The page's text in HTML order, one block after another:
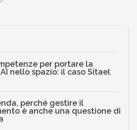
per portare la
nello spazio: il caso Sitael
perché gestire il
è anche una questione di